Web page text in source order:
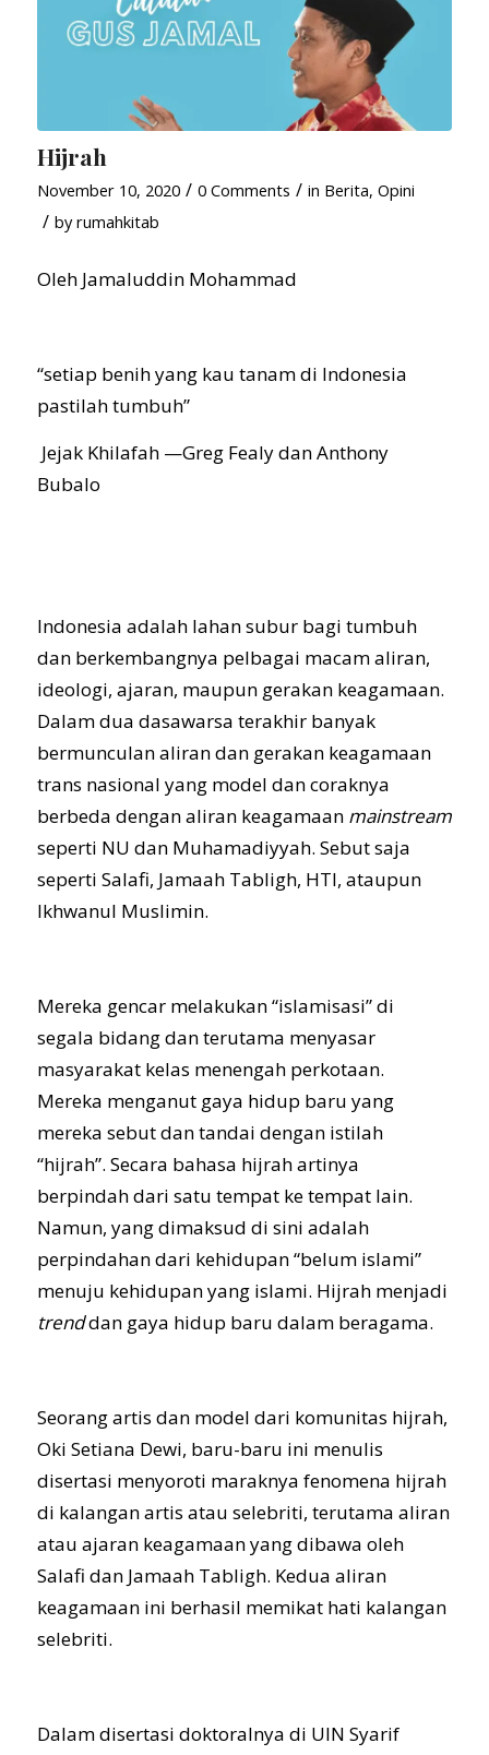
Hijrah
November 10, 2020 / 0 Comments / in Berita, Opini
/ byrumahkitab
Oleh Jamaluddin Mohammad
“setiap benih yang kau tanam di Indonesia
pastilah tumbuh”
Jejak Khilafah —Greg Fealy dan Anthony
Bubalo
Indonesia adalah lahan subur bagi tumbuh
dan berkembangnya pelbagai macam aliran,
ideologi, ajaran, maupun gerakan keagamaan.
Dalam dua dasawarsa terakhir banyak
bermunculan aliran dan gerakan keagamaan
trans nasional yang model dan coraknya
berbeda dengan aliran keagamaan mainstream
seperti NU dan Muhamadiyyah. Sebut saja
seperti Salafi, Jamaah Tabligh, HTI, ataupun
Ikhwanul Muslimin.
Mereka gencar melakukan “islamisasi” di
segala bidang dan terutama menyasar
masyarakat kelas menengah perkotaan.
Mereka menganut gaya hidup baru yang
mereka sebut dan tandai dengan istilah
“hijrah”. Secara bahasa hijrah artinya
berpindah dari satu tempat ke tempat lain.
Namun, yang dimaksud di sini adalah
perpindahan dari kehidupan “belum islami”
menuju kehidupan yang islami. Hijrah menjadi
trenddan gaya hidup baru dalam beragama.
Seorang artis dan model dari komunitas hijrah,
Oki Setiana Dewi, baru-baru ini menulis
disertasi menyoroti maraknya fenomena hijrah
di kalangan artis atau selebriti, terutama aliran
atau ajaran keagamaan yang dibawa oleh
Salafi dan Jamaah Tabligh. Kedua aliran
keagamaan ini berhasil memikat hati kalangan
selebriti.
Dalam disertasi doktoralnya di UIN Syarif